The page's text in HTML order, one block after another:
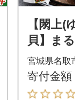
【閖上(
貝】ま
入り
宮城県名取
寄付金額